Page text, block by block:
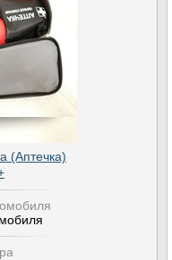
(Аптечка)